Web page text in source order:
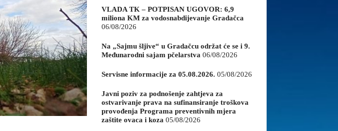
VLADA TK – POTPISAN UGOVOR: 6,9
miliona KM za vodosnabdijevanje Gradačca
06/08/2026
Na „Sajmu šljive“ u Gradačcu održat će se i 9.
Međunarodni sajam pčelarstva 06/08/2026
Servisne informacije za 05.08.2026. 05/08/2026
Javni poziv za podnošenje zahtjeva za
ostvarivanje prava na sufinansiranje troškova
provođenja Programa preventivnih mjera
zaštite ovaca i koza 05/08/2026